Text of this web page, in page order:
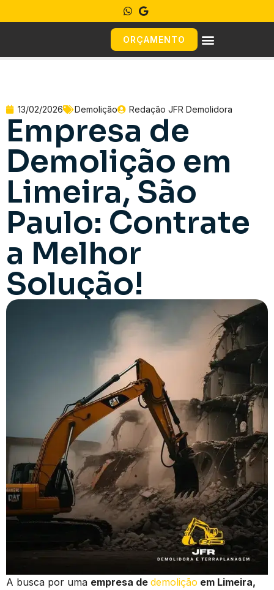
ORÇAMENTO
13/02/2026 Demolição Redação JFR Demolidora
Empresa de
Demolição em
Limeira, São
Paulo: Contrate
a Melhor
Solução!
A busca por uma empresa de demolição em Limeira,